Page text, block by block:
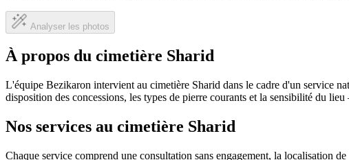
Analyser les photos
À propos du cimetière Sharid
L'équipe Bezikaron intervient au cimetière Sharid dans le cadre d'un service
disposition des concessions, les types de pierre courants et la sensibilité du
Nos services au cimetière Sharid
Chaque service comprend une consultation sans engagement, la localisation